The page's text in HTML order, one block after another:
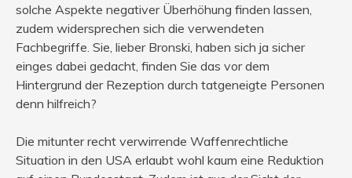
solche Aspekte negativer Überhöhung finden lassen,
zudem widersprechen sich die verwendeten
Fachbegriffe. Sie, lieber Bronski, haben sich ja sicher
einges dabei gedacht, finden Sie das vor dem
Hintergrund der Rezeption durch tatgeneigte Personen
denn hilfreich?
Die mitunter recht verwirrende Waffenrechtliche
Situation in den USA erlaubt wohl kaum eine Reduktion